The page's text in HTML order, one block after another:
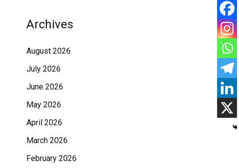
Archives
August 2026
July 2026
June 2026
May 2026
April 2026
March 2026
February 2026